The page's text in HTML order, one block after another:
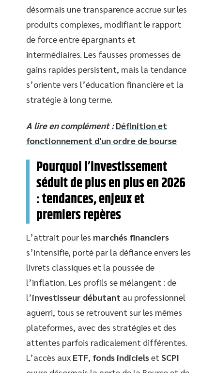
désormais une transparence accrue sur les
produits complexes, modifiant le rapport
de force entre épargnants et
intermédiaires. Les fausses promesses de
gains rapides persistent, mais la tendance
s’oriente vers l’éducation financière et la
stratégie à long terme.
A lire en complément : Définition et
fonctionnement d'un ordre de bourse
Pourquoi l’investissement
séduit de plus en plus en 2026
: tendances, enjeux et
premiers repères
L’attrait pour les marchés financiers
s’intensifie, porté par la défiance envers les
livrets classiques et la poussée de
l’inflation. Les profils se mélangent : de
l’investisseur débutant au professionnel
aguerri, tous se retrouvent sur les mêmes
plateformes, avec des stratégies et des
attentes parfois radicalement différentes.
L’accès aux ETF, fonds indicielset SCPI